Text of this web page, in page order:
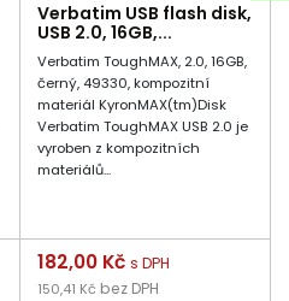
Verbatim USB flash disk,
USB 2.0, 16GB,...
Verbatim ToughMAX, 2.0, 16GB,
černý, 49330, kompozitní
materiál KyronMAX(tm)Disk
Verbatim ToughMAX USB 2.0 je
vyroben z kompozitních
materiálů...
Cena
182,00 Kč s DPH
150,41 Kč bez DPH